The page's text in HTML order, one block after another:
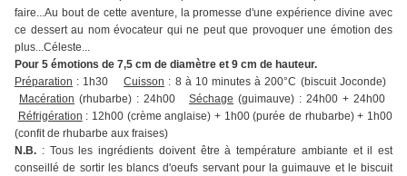
faire...Au bout de cette aventure, la promesse d'une expérience divine avec
ce dessert au nom évocateur qui ne peut que provoquer une émotion des
plus...Céleste...
Pour 5 émotions de 7,5 cm de diamètre et 9 cm de hauteur.
Préparation : 1h30Cuisson : 8 à 10 minutes à 200°C (biscuit Joconde)
Macération (rhubarbe) : 24h00 Séchage (guimauve) : 24h00 + 24h00
Réfrigération : 12h00 (crème anglaise) + 1h00 (purée de rhubarbe) + 1h00
(confit de rhubarbe aux fraises)
N.B. : Tous les ingrédients doivent être à température ambiante et il est
conseillé de sortir les blancs d'oeufs servant pour la guimauve et le biscuit